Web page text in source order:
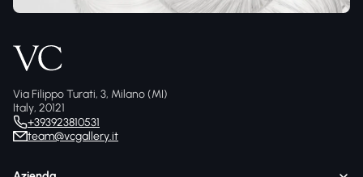
Via Filippo Turati, 3, Milano (MI)
Italy, 20121
+393923810531
team@vcgallery.it